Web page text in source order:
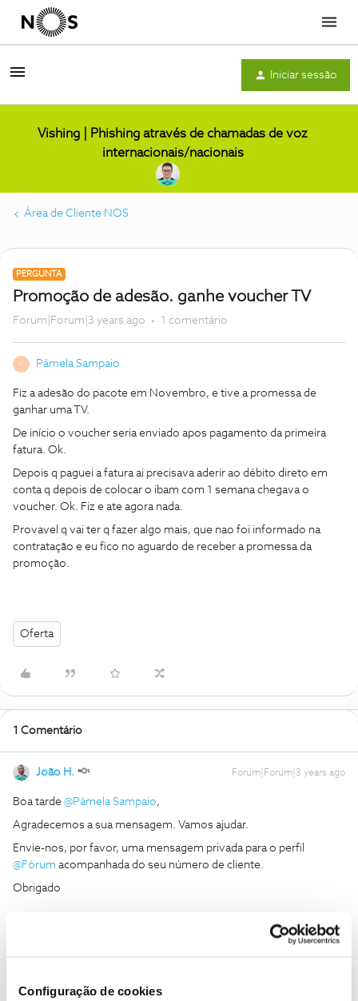
Configuração de cookies
Menu
Iniciar sessão
Vishing | Phishing através de chamadas de voz
internacionais/nacionais
Área de Cliente NOS
PERGUNTA
Promoção de adesão. ganhe voucher TV
Forum|Forum|3 years ago 1 comentário
P Pâmela Sampaio
Fiz a adesão do pacote em Novembro, e tive a promessa de
ganhar uma TV.
De início o voucher seria enviado apos pagamento da primeira
fatura. Ok.
Depois q paguei a fatura ai precisava aderir ao débito direto em
conta q depois de colocar o ibam com 1 semana chegava o
voucher. Ok. Fiz e ate agora nada.
Provavel q vai ter q fazer algo mais, que nao foi informado na
contratação e eu fico no aguardo de receber a promessa da
promoção.
Oferta
1 Comentário
João H. Forum|Forum|3 years ago
Boa tarde @Pâmela Sampaio,
Agradecemos a sua mensagem. Vamos ajudar.
Envie-nos, por favor, uma mensagem privada para o perfil
@Fórum acompanhada do seu número de cliente.
Obrigado
Ajude a comunidade a encontrar informação relevante. Marque
sempre a par das ultimas novidades.